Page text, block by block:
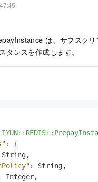
は、サブスク
ンスを作成します。
:
{
String,
: String,
Integer,